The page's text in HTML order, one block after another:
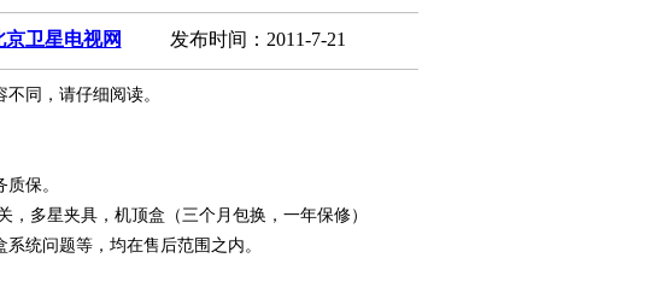
京卫星电视网 发布时间：2011-7-21
同，请仔细阅读。
保。
多星夹具，机顶盒（三个月包换，一年保修）
统问题等，均在售后范围之内。